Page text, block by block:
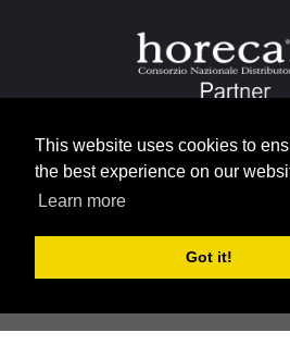
This website uses cookies to
the best experience on our
Learn more
Got it!